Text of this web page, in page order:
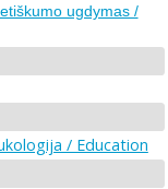
ugdymas /
/ Education